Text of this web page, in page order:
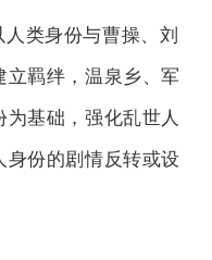
类身份与曹操、刘
羁绊，温泉乡、军
基础，强化乱世人
份的剧情反转或设